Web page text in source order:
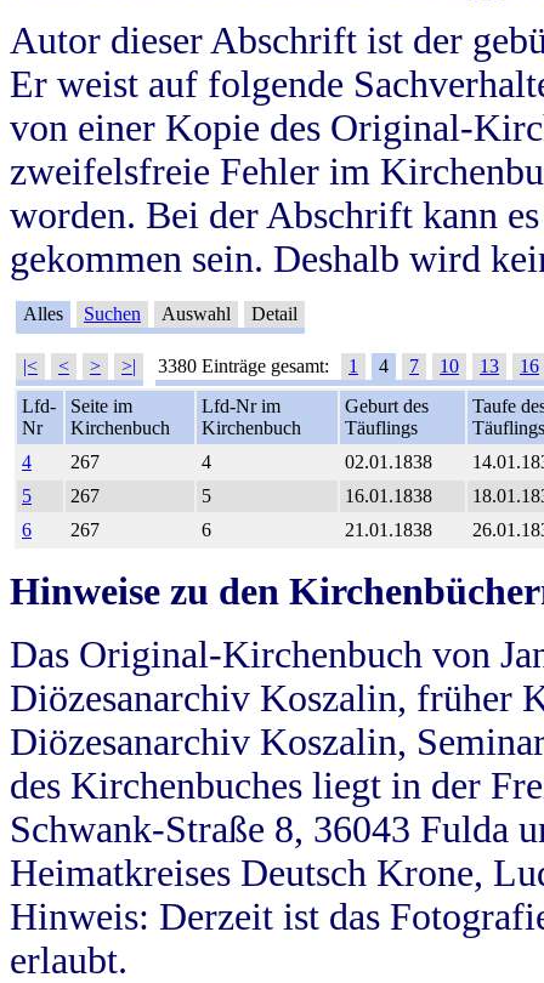
Autor dieser Abschrift ist der
Er weist auf folgende
von einer Kopie des Original-
zweifelsfreie Fehler im
worden. Bei der Abschrift kann
gekommen sein. Deshalb wird
Alles Suchen Auswahl Detail
|< < > >| 3380 Einträge gesamt: 1 4 7 10 13
16
Lfd-
Nr
Seite im
Kirchenbuch
Lfd-Nr im
Kirchenbuch
Geburt des
Täuflings
Taufe
Täuflings
4
267 4 02.01.1838
5
267 5 16.01.1838
6
267 6 21.01.1838
Hinweise zu den
Das Original-Kirchenbuch von
Diözesanarchiv Koszalin, früher
Diözesanarchiv Koszalin,
des Kirchenbuches liegt in der
Schwank-Straße 8, 36043 Fulda
Heimatkreises Deutsch Krone,
Hinweis: Derzeit ist das
erlaubt.